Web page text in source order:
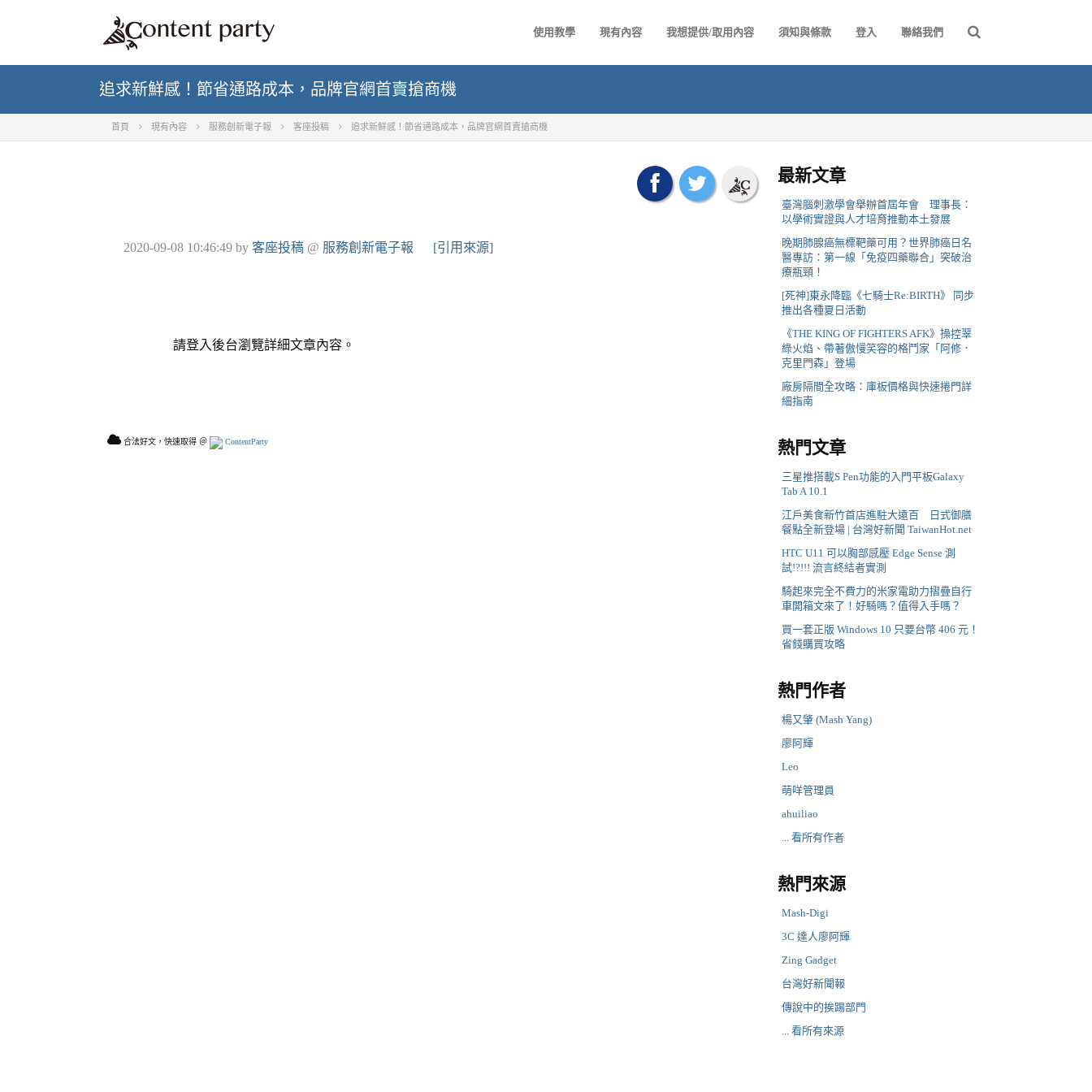
使用教學 現有內容 我想提供/取用內容 須知與條款 登入 聯絡我們
追求新鮮感！節省通路成本，品牌官網首賣搶商機
首頁 現有內容 服務創新電子報 客座投稿 追求新鮮感！節省通路成本，品牌官網首賣搶商機
2020-09-08 10:46:49 by 客座投稿 @ 服務創新電子報 [引用來源]
請登入後台瀏覽詳細文章內容。
合法好文，快速取得 ＠ ContentParty
最新文章
臺灣腦刺激學會舉辦首屆年會 理事長：
以學術實證與人才培育推動本土發展
晚期肺腺癌無標靶藥可用？世界肺癌日名
醫專訪：第一線「免疫四藥聯合」突破治
療瓶頸！
[死神]東永降臨《七騎士Re:BIRTH》 同步
推出各種夏日活動
《THE KING OF FIGHTERS AFK》操控翠
綠火焰、帶著傲慢笑容的格鬥家「阿修．
克里門森」登場
廠房隔間全攻略：庫板價格與快速捲門詳
細指南
熱門文章
三星推搭載S Pen功能的入門平板Galaxy
Tab A 10.1
江戶美食新竹首店進駐大遠百 日式御膳
餐點全新登場 | 台灣好新聞 TaiwanHot.net
HTC U11 可以胸部感壓 Edge Sense 測
試!?!!! 流言終結者實測
騎起來完全不費力的米家電助力摺疊自行
車開箱文來了！好騎嗎？值得入手嗎？
買一套正版 Windows 10 只要台幣 406 元！
省錢購買攻略
熱門作者
楊又肇 (Mash Yang)
廖阿輝
Leo
萌咩管理員
ahuiliao
... 看所有作者
熱門來源
Mash-Digi
3C 達人廖阿輝
Zing Gadget
台灣好新聞報
傳說中的挨踢部門
... 看所有來源